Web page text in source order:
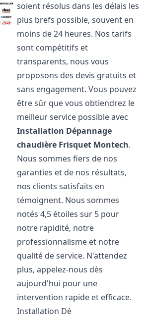
soient résolus dans les délais les
plus brefs possible, souvent en
moins de 24 heures. Nos tarifs
sont compétitifs et
transparents, nous vous
proposons des devis gratuits et
sans engagement. Vous pouvez
être sûr que vous obtiendrez le
meilleur service possible avec
Installation Dépannage
chaudière Frisquet Montech.
Nous sommes fiers de nos
garanties et de nos résultats,
nos clients satisfaits en
témoignent. Nous sommes
notés 4,5 étoiles sur 5 pour
notre rapidité, notre
professionnalisme et notre
qualité de service. N'attendez
plus, appelez-nous dès
aujourd'hui pour une
intervention rapide et efficace.
Installation Dé